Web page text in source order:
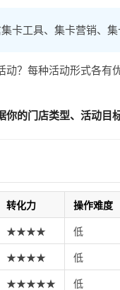
卡工具、集卡营销、
？每种活动形式各有
的门店类型、活动目
转化力 操作难度
★★★★ 低
★★★★ 低
★★★★★ 低